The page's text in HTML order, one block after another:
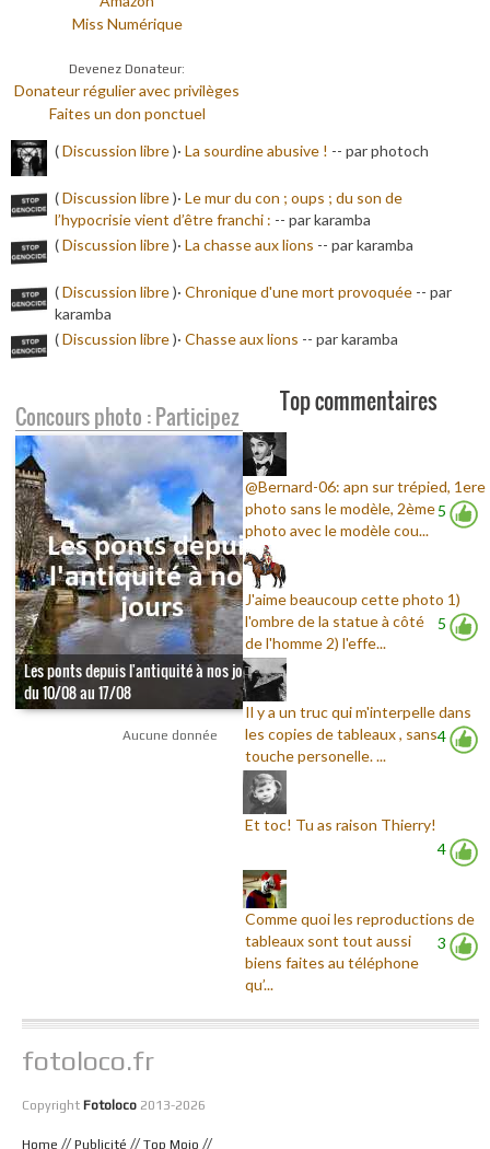
Miss Numérique
Devenez Donateur:
Donateur régulier avec privilèges
Faites un don ponctuel
(Discussion libre)· La sourdine abusive ! -- par photoch
(Discussion libre)· Le mur du con ; oups ; du son de
l’hypocrisie vient d’être franchi : -- par karamba
(Discussion libre)· La chasse aux lions -- par karamba
(Discussion libre)· Chronique d'une mort provoquée -- par
karamba
(Discussion libre)· Chasse aux lions -- par karamba
Concours photo : Participez
Les ponts depuis l'antiquité à nos jours -
du 10/08 au 17/08
Aucune donnée
Top commentaires
5
@Bernard-06: apn sur trépied, 1ere
photo sans le modèle, 2ème
photo avec le modèle cou...
5
J'aime beaucoup cette photo 1)
l'ombre de la statue à côté
de l'homme 2) l'effe...
4
Il y a un truc qui m'interpelle dans
les copies de tableaux , sans
touche personelle. ...
4
Et toc! Tu as raison Thierry!
3
Comme quoi les reproductions de
tableaux sont tout aussi
biens faites au téléphone
qu’...
fotoloco.fr
Copyright Fotoloco 2013-2026
Home // Publicité // Top Mojo //